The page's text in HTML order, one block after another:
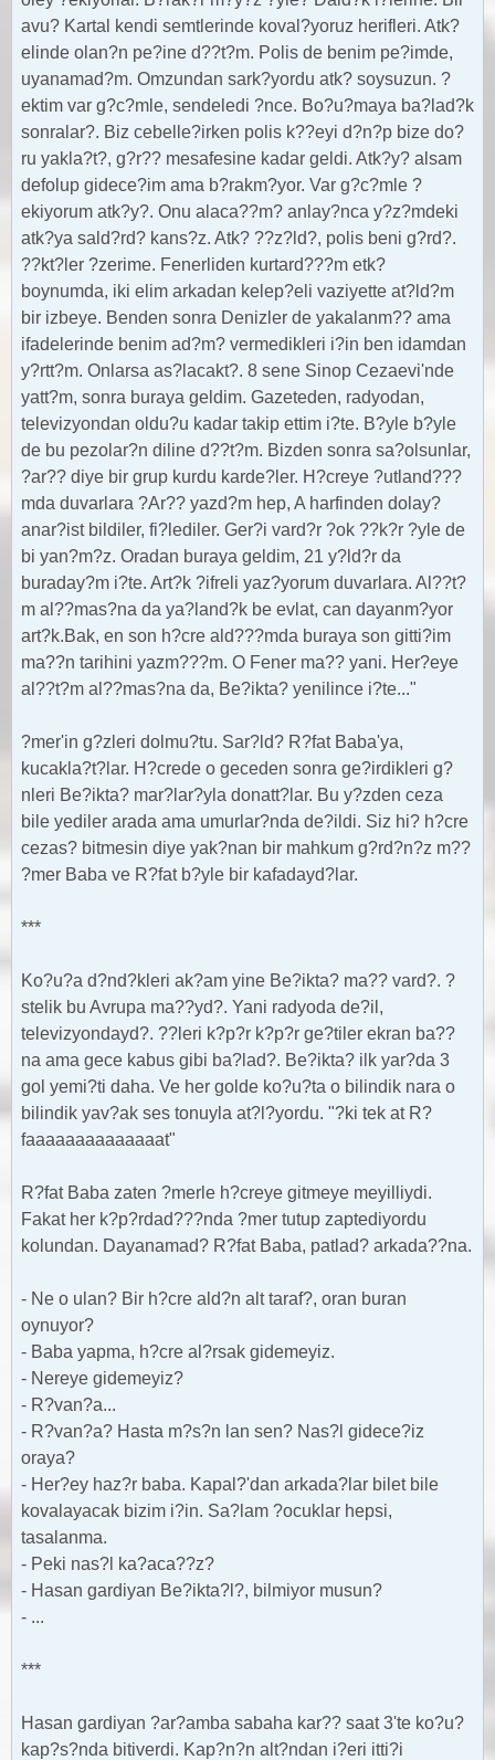
avu? Kartal kendi semtlerinde koval?yoruz herifleri. Atk?
elinde olan?n pe?ine d??t?m. Polis de benim pe?imde,
uyanamad?m. Omzundan sark?yordu atk? soysuzun. ?
ektim var g?c?mle, sendeledi ?nce. Bo?u?maya ba?lad?k
sonralar?. Biz cebelle?irken polis k??eyi d?n?p bize do?
ru yakla?t?, g?r?? mesafesine kadar geldi. Atk?y? alsam
defolup gidece?im ama b?rakm?yor. Var g?c?mle ?
ekiyorum atk?y?. Onu alaca??m? anlay?nca y?z?mdeki
atk?ya sald?rd? kans?z. Atk? ??z?ld?, polis beni g?rd?.
??kt?ler ?zerime. Fenerliden kurtard???m etk?
boynumda, iki elim arkadan kelep?eli vaziyette at?ld?m
bir izbeye. Benden sonra Denizler de yakalanm?? ama
ifadelerinde benim ad?m? vermedikleri i?in ben idamdan
y?rtt?m. Onlarsa as?lacakt?. 8 sene Sinop Cezaevi'nde
yatt?m, sonra buraya geldim. Gazeteden, radyodan,
televizyondan oldu?u kadar takip ettim i?te. B?yle b?yle
de bu pezolar?n diline d??t?m. Bizden sonra sa?olsunlar,
?ar?? diye bir grup kurdu karde?ler. H?creye ?utland???
mda duvarlara ?Ar?? yazd?m hep, A harfinden dolay?
anar?ist bildiler, fi?lediler. Ger?i vard?r ?ok ??k?r ?yle de
bi yan?m?z. Oradan buraya geldim, 21 y?ld?r da
buraday?m i?te. Art?k ?ifreli yaz?yorum duvarlara. Al??t?
m al??mas?na da ya?land?k be evlat, can dayanm?yor
art?k.Bak, en son h?cre ald???mda buraya son gitti?im
ma??n tarihini yazm???m. O Fener ma?? yani. Her?eye
al??t?m al??mas?na da, Be?ikta? yenilince i?te..."
?mer'in g?zleri dolmu?tu. Sar?ld? R?fat Baba'ya,
kucakla?t?lar. H?crede o geceden sonra ge?irdikleri g?
nleri Be?ikta? mar?lar?yla donatt?lar. Bu y?zden ceza
bile yediler arada ama umurlar?nda de?ildi. Siz hi? h?cre
cezas? bitmesin diye yak?nan bir mahkum g?rd?n?z m??
?mer Baba ve R?fat b?yle bir kafadayd?lar.
***
Ko?u?a d?nd?kleri ak?am yine Be?ikta? ma?? vard?. ?
stelik bu Avrupa ma??yd?. Yani radyoda de?il,
televizyondayd?. ??leri k?p?r k?p?r ge?tiler ekran ba??
na ama gece kabus gibi ba?lad?. Be?ikta? ilk yar?da 3
gol yemi?ti daha. Ve her golde ko?u?ta o bilindik nara o
bilindik yav?ak ses tonuyla at?l?yordu. "?ki tek at R?
faaaaaaaaaaaaaat"
R?fat Baba zaten ?merle h?creye gitmeye meyilliydi.
Fakat her k?p?rdad???nda ?mer tutup zaptediyordu
kolundan. Dayanamad? R?fat Baba, patlad? arkada??na.
- Ne o ulan? Bir h?cre ald?n alt taraf?, oran buran
oynuyor?
- Baba yapma, h?cre al?rsak gidemeyiz.
- Nereye gidemeyiz?
- R?van?a...
- R?van?a? Hasta m?s?n lan sen? Nas?l gidece?iz
oraya?
- Her?ey haz?r baba. Kapal?'dan arkada?lar bilet bile
kovalayacak bizim i?in. Sa?lam ?ocuklar hepsi,
tasalanma.
- Peki nas?l ka?aca??z?
- Hasan gardiyan Be?ikta?l?, bilmiyor musun?
- ...
***
Hasan gardiyan ?ar?amba sabaha kar?? saat 3'te ko?u?
kap?s?nda bitiverdi. Kap?n?n alt?ndan i?eri itti?i